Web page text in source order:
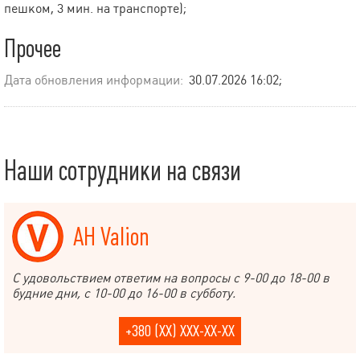
пешком, 3 мин. на транспорте);
Прочее
Дата обновления информации: 30.07.2026 16:02;
Наши сотрудники на связи
АН Valion
С удовольствием ответим на вопросы с 9-00 до 18-00 в
будние дни, с 10-00 до 16-00 в субботу.
+380 (XX) XXX-XX-XX